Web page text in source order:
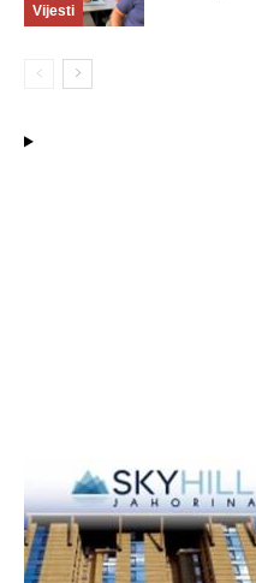
Vijesti